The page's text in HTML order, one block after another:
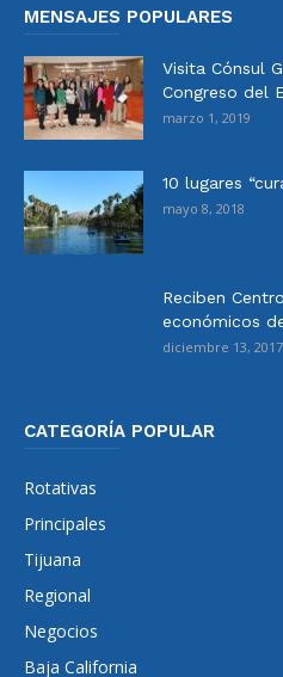
MENSAJES POPULARES
Visita Cónsul
Congreso del
marzo 1, 2019
10 lugares
mayo 8, 2018
Reciben
económicos
diciembre 13, 2017
CATEGORÍA POPULAR
Rotativas
Principales
Tijuana
Regional
Negocios
Baja California